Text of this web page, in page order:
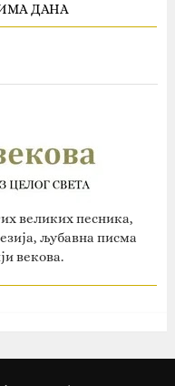
ИМА ДАНА
великих песника,
љубавна писма
векова.